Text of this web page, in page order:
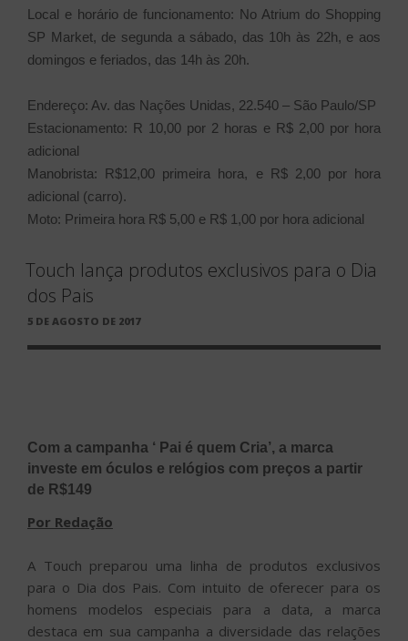
Local e horário de funcionamento: No Atrium do Shopping
SP Market, de segunda a sábado, das 10h às 22h, e aos
domingos e feriados, das 14h às 20h.
Endereço: Av. das Nações Unidas, 22.540 – São Paulo/SP
Estacionamento: R 10,00 por 2 horas e R$ 2,00 por hora
adicional
Manobrista: R$12,00 primeira hora, e R$ 2,00 por hora
adicional (carro).
Moto: Primeira hora R$ 5,00 e R$ 1,00 por hora adicional
Touch lança produtos exclusivos para o Dia
dos Pais
PUBLICADO
5 DE AGOSTO DE 2017
Com a campanha ‘ Pai é quem Cria’, a marca
investe em óculos e relógios com preços a partir
de R$149
Por Redação
A Touch preparou uma linha de produtos exclusivos
para o Dia dos Pais. Com intuito de oferecer para os
homens modelos especiais para a data, a marca
destaca em sua campanha a diversidade das relações